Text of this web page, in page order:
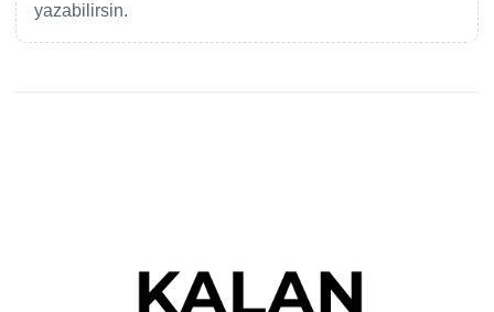
yazabilirsin.